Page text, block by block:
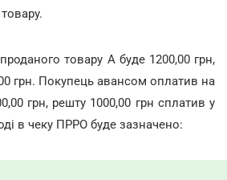
товару А буде 1200,00 грн,
грн. Покупець авансом оплатив на
грн, решту 1000,00 грн сплатив у
в чеку ПРРО буде зазначено: